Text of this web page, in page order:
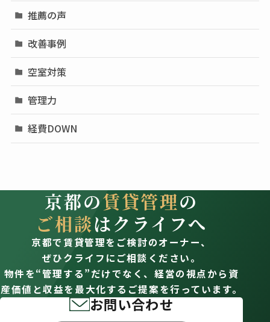
推薦の声
改善事例
空室対策
管理力
経費DOWN
京都の賃貸管理の
ご相談はクライフへ
京都で賃貸管理をご検討のオーナー、
ぜひクライフにご相談ください。
物件を“管理する”だけでなく、経営の視点から資
産価値と収益を最大化するご提案を行っています。
お問い合わせ